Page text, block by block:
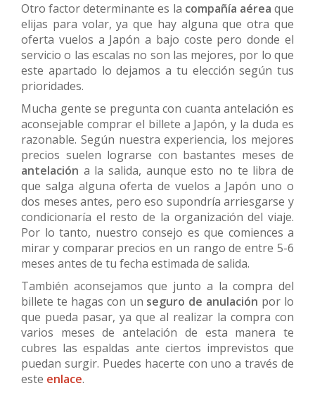
Otro factor determinante es la compañía aérea que
elijas para volar, ya que hay alguna que otra que
oferta vuelos a Japón a bajo coste pero donde el
servicio o las escalas no son las mejores, por lo que
este apartado lo dejamos a tu elección según tus
prioridades.
Mucha gente se pregunta con cuanta antelación es
aconsejable comprar el billete a Japón, y la duda es
razonable. Según nuestra experiencia, los mejores
precios suelen lograrse con bastantes meses de
antelación a la salida, aunque esto no te libra de
que salga alguna oferta de vuelos a Japón uno o
dos meses antes, pero eso supondría arriesgarse y
condicionaría el resto de la organización del viaje.
Por lo tanto, nuestro consejo es que comiences a
mirar y comparar precios en un rango de entre 5-6
meses antes de tu fecha estimada de salida.
También aconsejamos que junto a la compra del
billete te hagas con un seguro de anulación por lo
que pueda pasar, ya que al realizar la compra con
varios meses de antelación de esta manera te
cubres las espaldas ante ciertos imprevistos que
puedan surgir. Puedes hacerte con uno a través de
este enlace.